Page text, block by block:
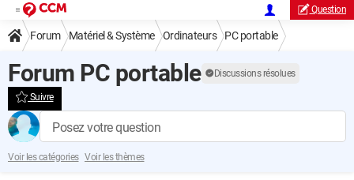
Question
Forum Matériel & Système Ordinateurs PC portable
Forum PC portable Discussions résolues
Suivre
Posez votre question
Voir les catégories Voir les thèmes